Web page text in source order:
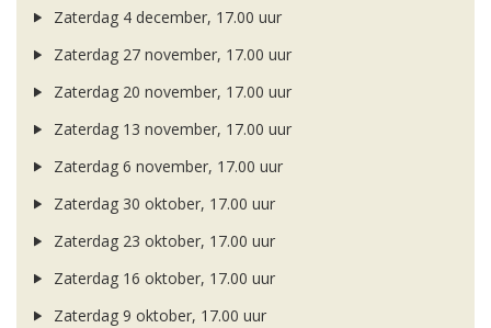
Zaterdag 4 december, 17.00 uur
Zaterdag 27 november, 17.00 uur
Zaterdag 20 november, 17.00 uur
Zaterdag 13 november, 17.00 uur
Zaterdag 6 november, 17.00 uur
Zaterdag 30 oktober, 17.00 uur
Zaterdag 23 oktober, 17.00 uur
Zaterdag 16 oktober, 17.00 uur
Zaterdag 9 oktober, 17.00 uur